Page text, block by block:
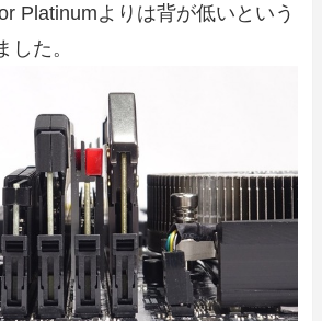
Platinumよりは背が低いという
した。